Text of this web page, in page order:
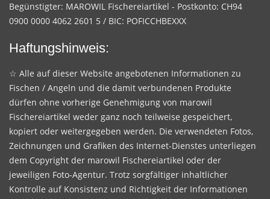
Begünstigter: MAROWIL Fischereiartikel - Postkonto: CH94
0900 0000 4062 2601 5 / BIC: POFICCHBEXXX
Haftungshinweis:
☆ Alle auf dieser Website angebotenen Informationen zu
Fischen / Angeln und die damit verbundenen Produkte
dürfen ohne vorherige Genehmigung von marowil
Fischereiartikel weder ganz noch teilweise gespeichert,
kopiert oder weitergegeben werden. Die verwendeten Fotos,
Zeichnungen und Grafiken des Internet-Dienstes unterliegen
dem Copyright der marowil Fischereiartikel oder der
jeweiligen Foto-Agentur. Trotz sorgfältiger inhaltlicher
Kontrolle auf Konsistenz und Richtigkeit der Informationen